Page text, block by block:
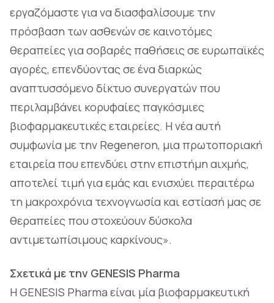
εργαζόμαστε για να διασφαλίσουμε την
πρόσβαση των ασθενών σε καινοτόμες
θεραπείες για σοβαρές παθήσεις σε ευρωπαϊκές
αγορές, επενδύοντας σε ένα διαρκώς
αναπτυσσόμενο δίκτυο συνεργατών που
περιλαμβάνει κορυφαίες παγκόσμιες
βιοφαρμακευτικές εταιρείες. Η νέα αυτή
συμφωνία με την Regeneron, μια πρωτοποριακή
εταιρεία που επενδύει στην επιστήμη αιχμής,
αποτελεί τιμή για εμάς και ενισχύει περαιτέρω
τη μακροχρόνια τεχνογνωσία και εστίασή μας σε
θεραπείες που στοχεύουν δύσκολα
αντιμετωπίσιμους καρκίνους».
Σχετικά με την GENESIS Pharma
Η GENESIS Pharma είναι μία βιοφαρμακευτική